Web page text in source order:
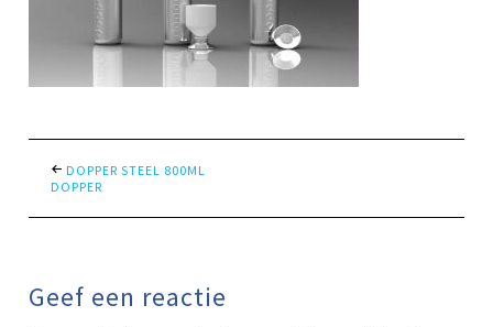
DOPPER STEEL 800ML
DOPPER
Geef een reactie